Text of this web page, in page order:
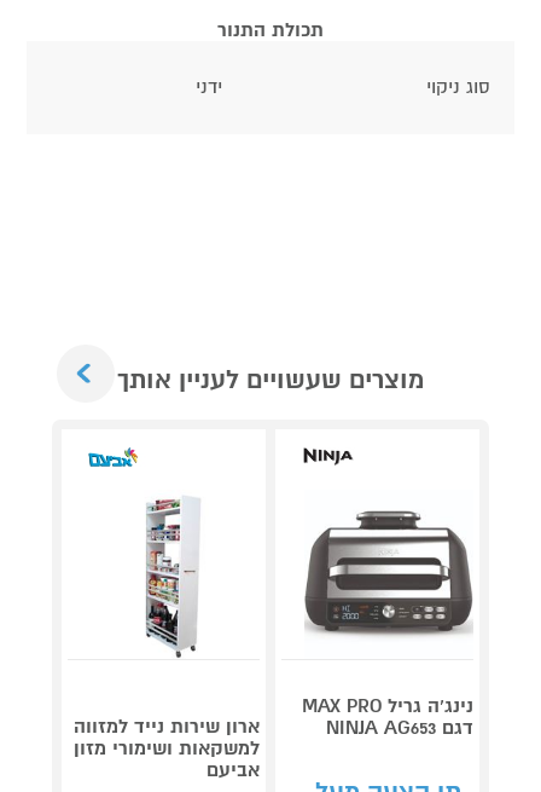
תכולת התנור
סוג ניקוי ידני
מוצרים שעשויים לעניין אותך
נינג’ה גריל MAX PRO
דגם NINJA AG653
ארון שירות נייד למזווה
למשקאות ושימורי מזון
אביעם